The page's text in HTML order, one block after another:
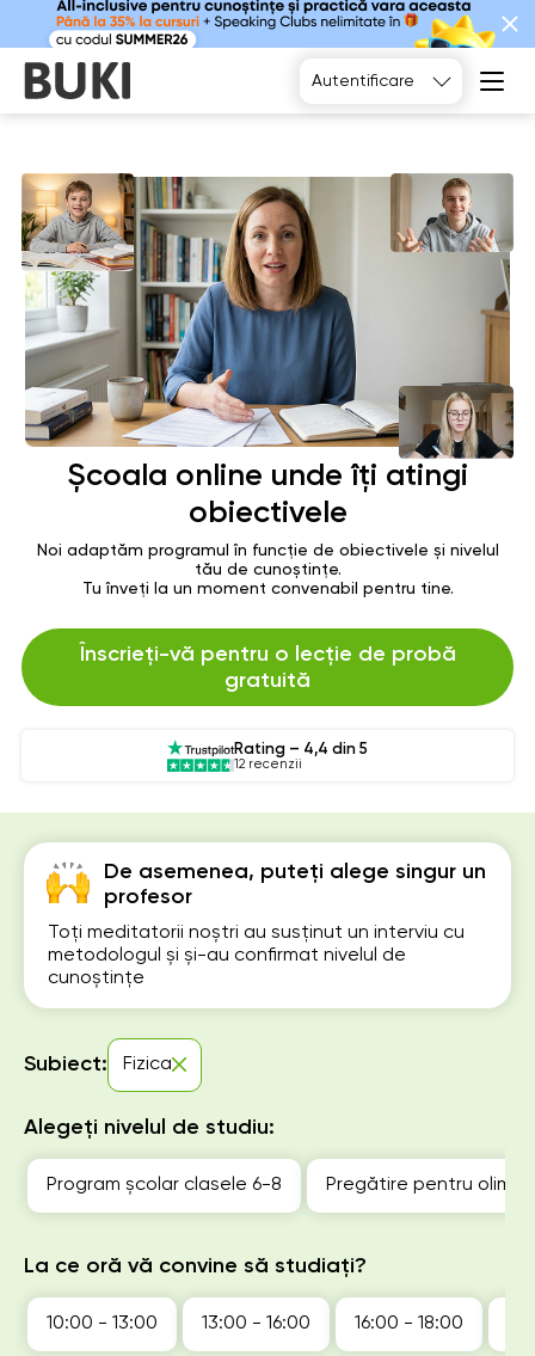
Autentificare
De asemenea, puteți alege singur un
profesor
Toți meditatorii noștri au susținut un interviu cu
metodologul și și-au confirmat nivelul de
cunoștințe
Subiect: Fizica
Alegeți nivelul de studiu:
Program școlar clasele 6-8 Pregătire pentru
La ce oră vă convine să studiați?
10:00 - 13:00 13:00 - 16:00 16:00 - 18:00
Școala online unde îți atingi
obiectivele
Noi adaptăm programul în funcție de obiectivele și nivelul
tău de cunoștințe.
Tu înveți la un moment convenabil pentru tine.
Înscrieți-vă pentru o lecție de probă
gratuită
Rating – 4,4 din 5
12 recenzii
Alegeți